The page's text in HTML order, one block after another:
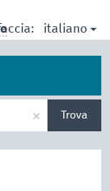
italiano
× Trova